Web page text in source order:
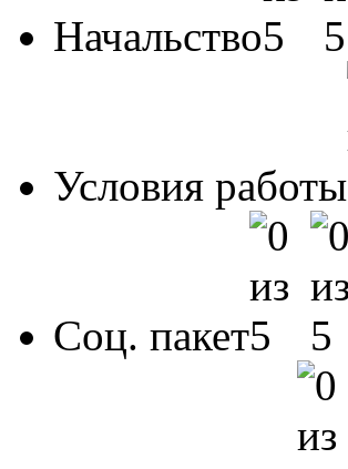
Начальство
Условия работы
Соц. пакет